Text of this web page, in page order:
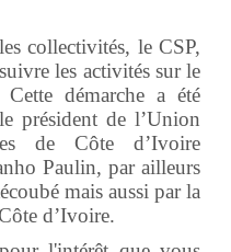
collectivités, le CSP,
les activités sur le
démarche a été
président de l’Union
de Côte d’Ivoire
Paulin, par ailleurs
mais aussi par la
d’Ivoire.